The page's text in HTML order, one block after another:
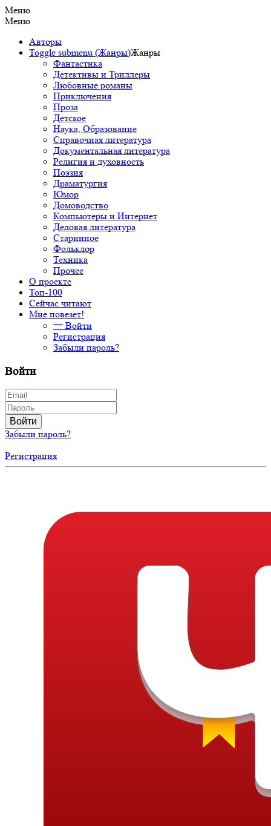
Меню
Меню
Авторы
Toggle submenu (Жанры)Жанры
Фантастика
Детективы и Триллеры
Любовные романы
Приключения
Проза
Детское
Наука, Образование
Справочная литература
Документальная литература
Религия и духовность
Поэзия
Драматургия
Юмор
Домоводство
Компьютеры и Интернет
Деловая литература
Старинное
Фольклор
Техника
Прочее
О проекте
Топ-100
Сейчас читают
Мне повезет!
Войти
Регистрация
Забыли пароль?
Войти
Войти
Забыли пароль?
Регистрация